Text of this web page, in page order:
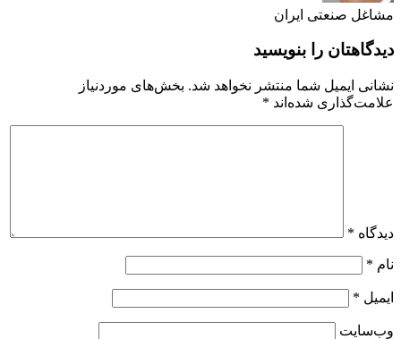
مشاغل صنعتی ایران
دیدگاهتان را بنویسید
نشانی ایمیل شما منتشر نخواهد شد. بخش‌های موردنیاز
علامت‌گذاری شده‌اند *
دیدگاه *
نام *
ایمیل *
وب‌سایت